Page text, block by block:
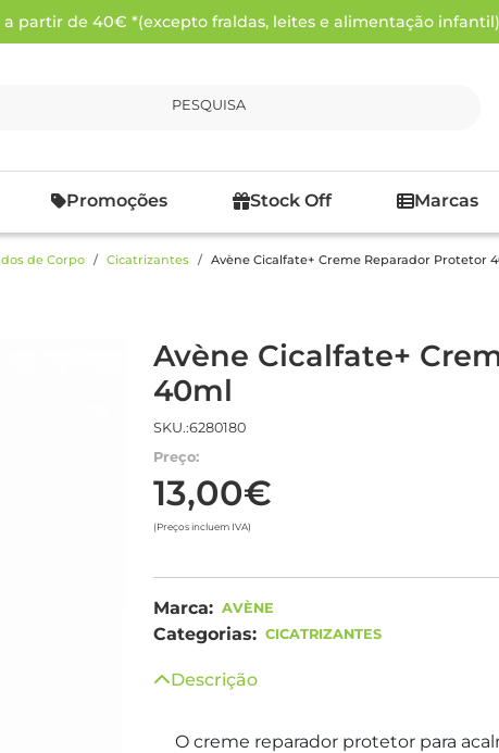
partir de 40€ *(excepto fraldas, leites e alimentação infantil)
PESQUISA
Promoções Stock Off Marcas
de Corpo Cicatrizantes Avène Cicalfate+ Creme Reparador Protetor
Avène Cicalfate+
40ml
SKU.:6280180
Preço:
13,00€
(Preços incluem IVA)
Marca: AVÈNE
Categorias: CICATRIZANTES
Descrição
O creme reparador protetor para